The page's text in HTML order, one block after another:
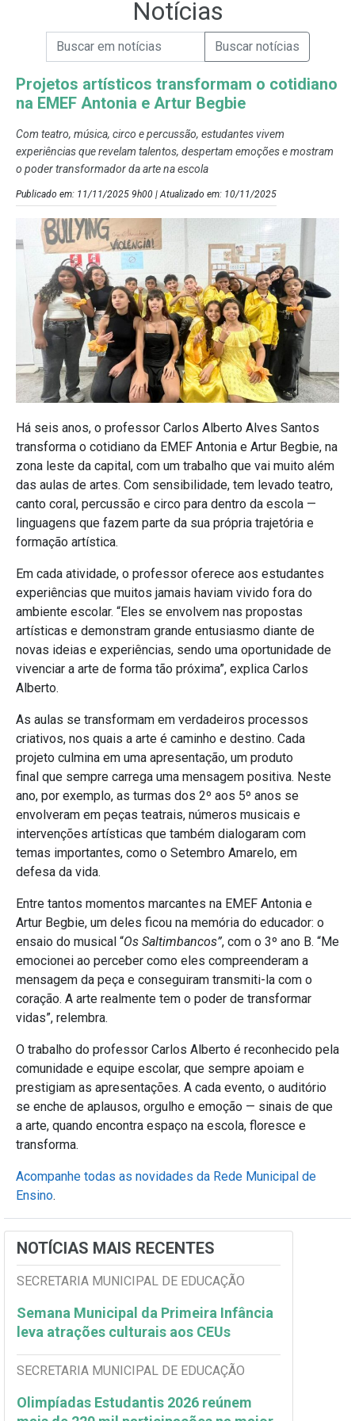
Notícias
Campo de Busca de Notícias
Campo de Busca de informaçõesEnviar a Busca de Notícias
Projetos artísticos transformam o cotidiano
na EMEF Antonia e Artur Begbie
Com teatro, música, circo e percussão, estudantes vivem
experiências que revelam talentos, despertam emoções e mostram
o poder transformador da arte na escola
Publicado em: 11/11/2025 9h00 | Atualizado em: 10/11/2025
Há seis anos, o professor Carlos Alberto Alves Santos
transforma o cotidiano da EMEF Antonia e Artur Begbie, na
zona leste da capital, com um trabalho que vai muito além
das aulas de artes. Com sensibilidade, tem levado teatro,
canto coral, percussão e circo para dentro da escola —
linguagens que fazem parte da sua própria trajetória e
formação artística.
Em cada atividade, o professor oferece aos estudantes
experiências que muitos jamais haviam vivido fora do
ambiente escolar. “Eles se envolvem nas propostas
artísticas e demonstram grande entusiasmo diante de
novas ideias e experiências, sendo uma oportunidade de
vivenciar a arte de forma tão próxima”, explica Carlos
Alberto.
As aulas se transformam em verdadeiros processos
criativos, nos quais a arte é caminho e destino. Cada
projeto culmina em uma apresentação, um produto
final que sempre carrega uma mensagem positiva. Neste
ano, por exemplo, as turmas dos 2º aos 5º anos se
envolveram em peças teatrais, números musicais e
intervenções artísticas que também dialogaram com
temas importantes, como o Setembro Amarelo, em
defesa da vida.
Entre tantos momentos marcantes na EMEF Antonia e
Artur Begbie, um deles ficou na memória do educador: o
ensaio do musical “Os Saltimbancos”, com o 3º ano B. “Me
emocionei ao perceber como eles compreenderam a
mensagem da peça e conseguiram transmiti-la com o
coração. A arte realmente tem o poder de transformar
vidas”, relembra.
O trabalho do professor Carlos Alberto é reconhecido pela
comunidade e equipe escolar, que sempre apoiam e
prestigiam as apresentações. A cada evento, o auditório
se enche de aplausos, orgulho e emoção — sinais de que
a arte, quando encontra espaço na escola, floresce e
transforma.
Acompanhe todas as novidades da Rede Municipal de
Ensino.
NOTÍCIAS MAIS RECENTES
SECRETARIA MUNICIPAL DE EDUCAÇÃO
Semana Municipal da Primeira Infância
leva atrações culturais aos CEUs
SECRETARIA MUNICIPAL DE EDUCAÇÃO
Olimpíadas Estudantis 2026 reúnem